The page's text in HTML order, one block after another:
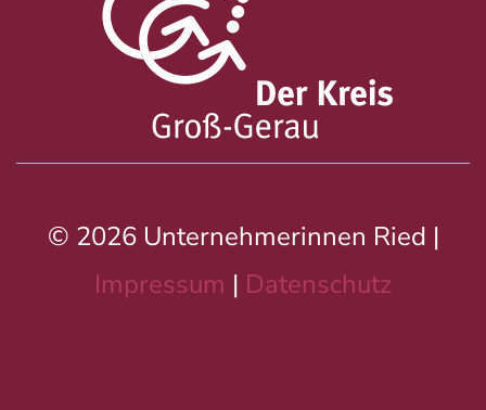
© 2026 Unternehmerinnen Ried |
Impressum | Datenschutz